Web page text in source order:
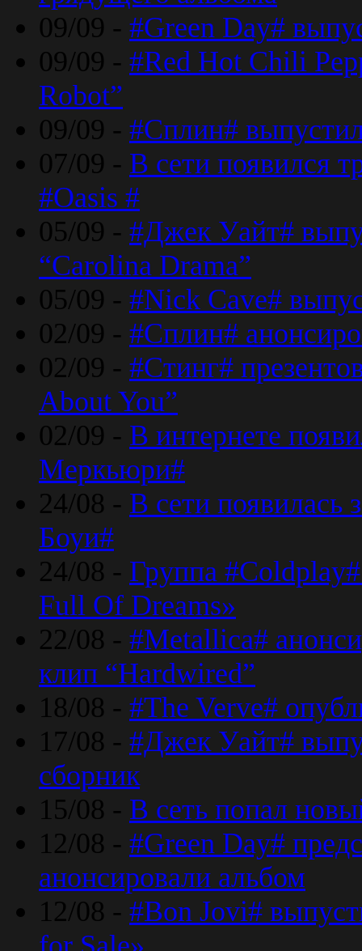
09/09 - #Green Day#
09/09 - #Red Hot Chili
Robot”
09/09 - #Сплин#
07/09 - В сети появился
#Oasis #
05/09 - #Джек Уайт#
“Carolina Drama”
05/09 - #Nick Cave#
02/09 - #Сплин#
02/09 - #Стинг#
About You”
02/09 - В интернете
Меркьюри#
24/08 - В сети появилась
Боуи#
24/08 - Группа
Full Of Dreams»
22/08 - #Metallica#
клип “Hardwired”
18/08 - #The Verve#
17/08 - #Джек Уайт#
сборник
15/08 - В сеть попал
12/08 - #Green Day#
анонсировали альбом
12/08 - #Bon Jovi#